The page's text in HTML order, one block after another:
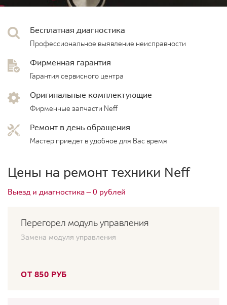
Бесплатная диагностика
Профессиональное выявление неисправности
Фирменная гарантия
Гарантия сервисного центра
Оригинальные комплектующие
Фирменные запчасти Neff
Ремонт в день обращения
Мастер приедет в удобное для Вас время
Цены на ремонт техники Neff
Выезд и диагностика — 0 рублей
Перегорел модуль управления
Замена модуля управления
ОТ 850 РУБ